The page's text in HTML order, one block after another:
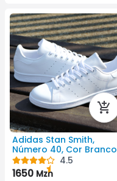
Adidas Stan Smith,
Número 40, Cor Branco
4.5
1650 Mzn